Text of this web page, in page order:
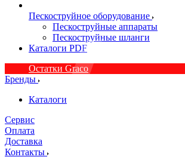
Пескоструйное оборудование
Пескоструйные аппараты
Пескоструйные шланги
Каталоги PDF
Остатки Graco
Бренды
Каталоги
Сервис
Оплата
Доставка
Контакты